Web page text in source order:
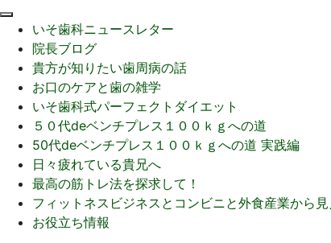
いそ歯科ニュースレター
院長ブログ
貴方が知りたい歯周病の話
お口のケアと歯の雑学
いそ歯科式パーフェクトダイエット
５０代deベンチプレス１００ｋｇへの道
50代deベンチプレス１００ｋｇへの道 実践編
日々疲れている貴兄へ
最高の筋トレ法を探求して！
フィットネスビジネスとコンビニと外食産業から
お役立ち情報